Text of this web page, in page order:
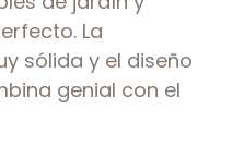
La
sólida y el diseño
genial con el